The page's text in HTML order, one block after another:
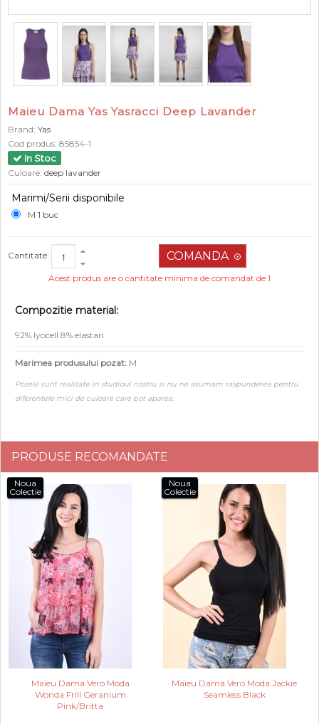
Maieu Dama Yas Yasracci Deep Lavander
Brand: Yas
Cod produs: 85854-1
In Stoc
Culoare: deep lavander
Marimi/Serii disponibile
M 1 buc
Cantitate:
Acest produs are o cantitate minima de comandat de 1
Compozitie material:
92% lyocell 8% elastan
Marimea produsului pozat: M
Pozele sunt realizate in studioul nostru si nu ne asumam raspunderea pentru
diferentele mici de culoare care pot aparea.
PRODUSE RECOMANDATE
Noua
Colectie
Maieu Dama Vero Moda
Wonda Frill Geranium
Pink/Britta
Noua
Colectie
Maieu Dama Vero Moda Jackie
Seamless Black